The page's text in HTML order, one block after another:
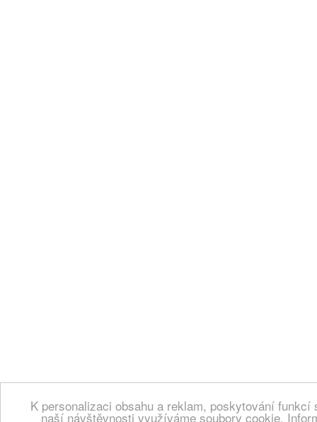
K personalizaci obsahu a reklam, poskytování
naší návštěvnosti využíváme soubory cookie.